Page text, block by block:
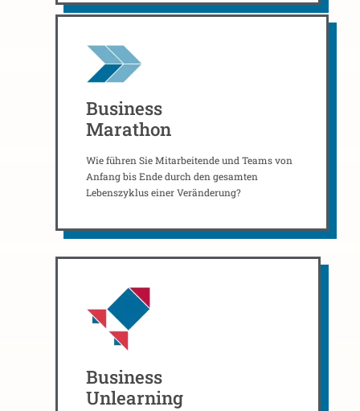
Business
Marathon
Wie führen Sie Mitarbeitende und Teams von
Anfang bis Ende durch den gesamten
Lebenszyklus einer Veränderung?
Business
Unlearning